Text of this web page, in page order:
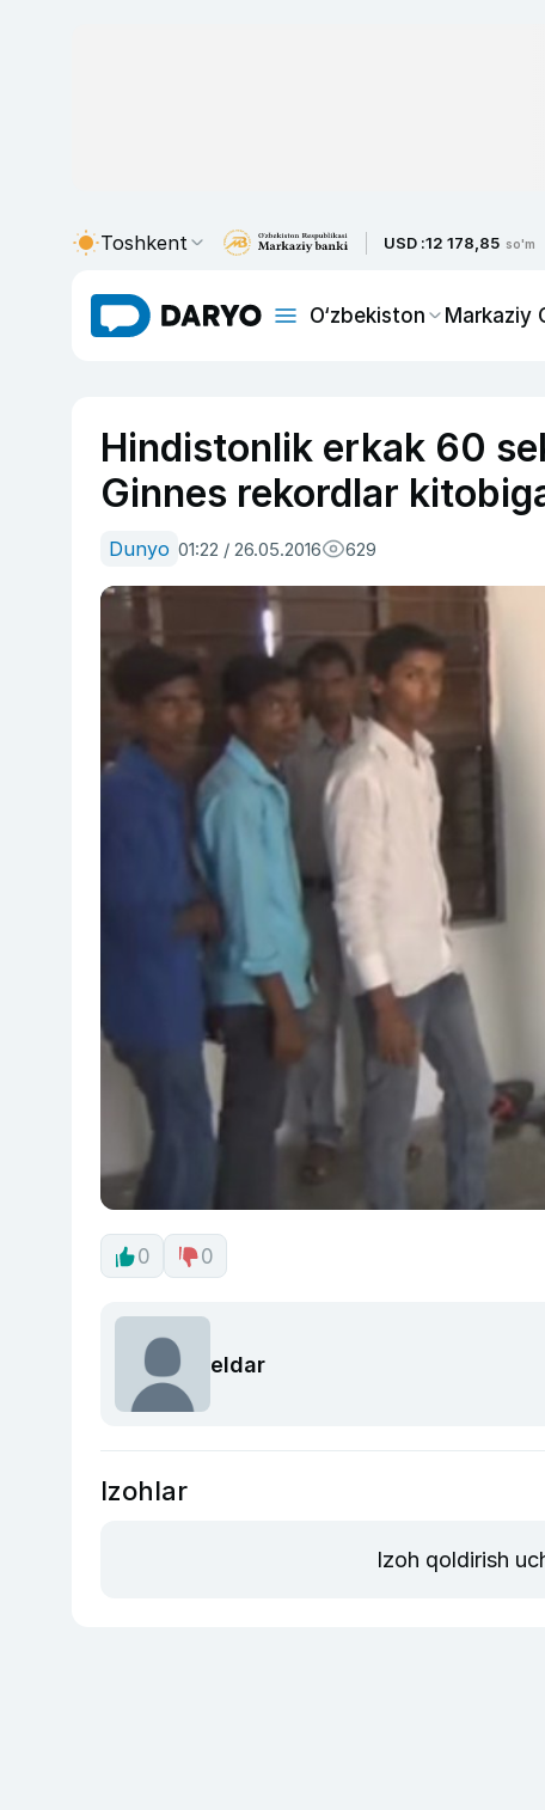
Toshkent USD :12 178,85 so'm
O‘zbekiston Markaziy
Hindistonlik erkak 60
Ginnes rekordlar
Dunyo 01:22 / 26.05.2016 629
0 0
eldar
Izohlar
Izoh qoldirish